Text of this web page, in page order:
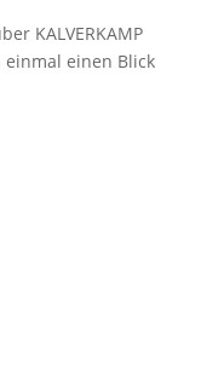
KALVERKAMP
einmal einen Blick